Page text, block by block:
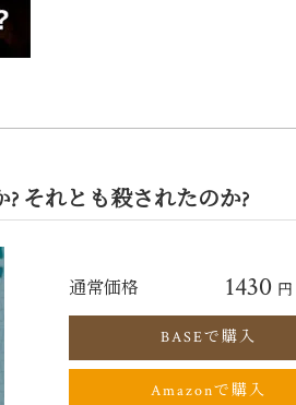
それとも殺されたのか?
通常価格 1430 円
BASEで購入
Amazonで購入